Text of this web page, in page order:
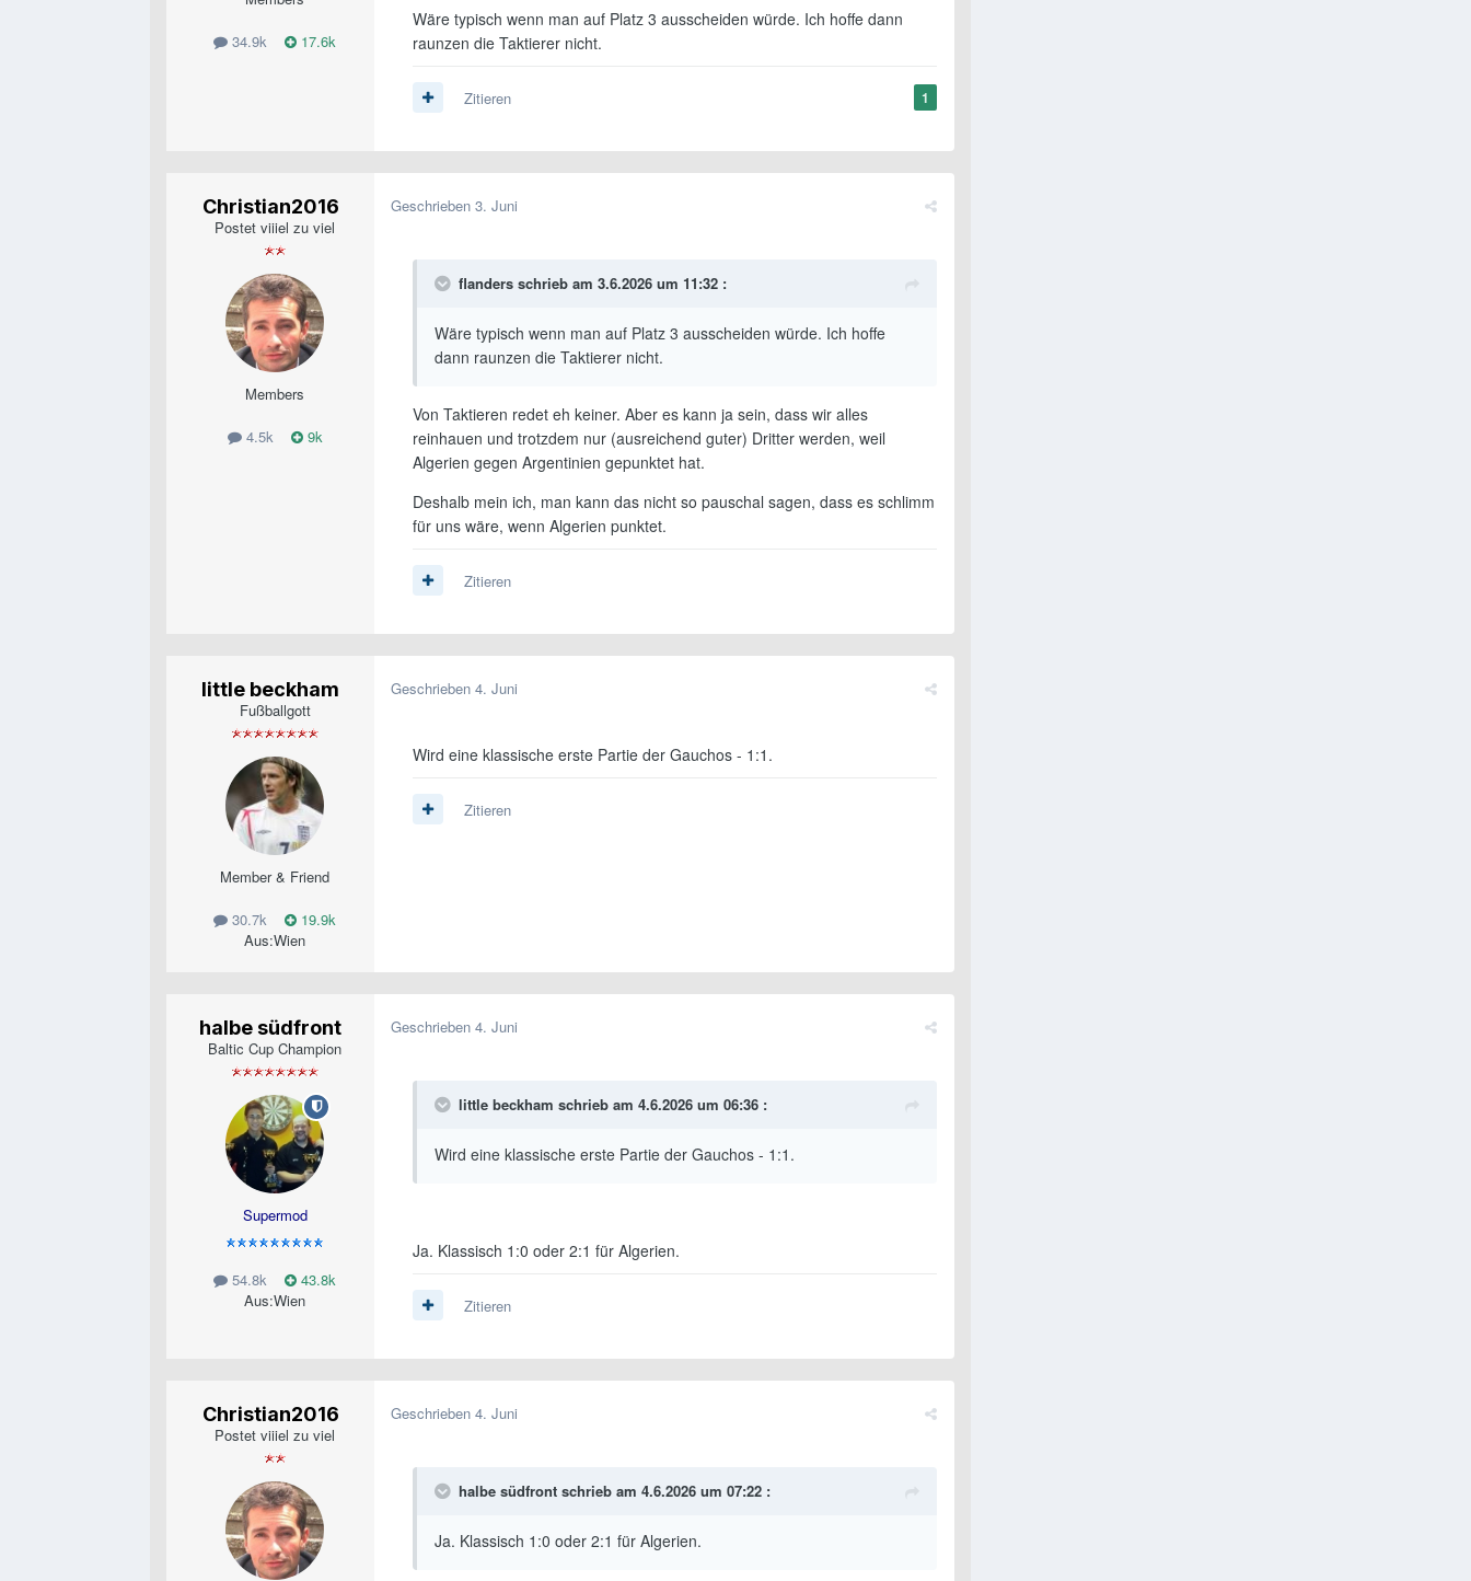
34.9k 17.6k
Wäre typisch wenn man auf Platz 3 ausscheiden würde. Ich hoffe dann
raunzen die Taktierer nicht.
1
Zitieren
Christian2016
Postet viiiel zu viel
Members
4.5k 9k
Geschrieben 3. Juni
flanders schrieb am 3.6.2026 um 11:32 :
Wäre typisch wenn man auf Platz 3 ausscheiden würde. Ich hoffe
dann raunzen die Taktierer nicht.
Von Taktieren redet eh keiner. Aber es kann ja sein, dass wir alles
reinhauen und trotzdem nur (ausreichend guter) Dritter werden, weil
Algerien gegen Argentinien gepunktet hat.
Deshalb mein ich, man kann das nicht so pauschal sagen, dass es schlimm
für uns wäre, wenn Algerien punktet.
Zitieren
little beckham
Fußballgott
Member & Friend
30.7k
19.9k
Aus:Wien
Geschrieben 4. Juni
Wird eine klassische erste Partie der Gauchos - 1:1.
Zitieren
halbe südfront
Baltic Cup Champion
Supermod
54.8k
43.8k
Aus:Wien
Geschrieben 4. Juni
little beckham schrieb am 4.6.2026 um 06:36 :
Wird eine klassische erste Partie der Gauchos - 1:1.
Ja. Klassisch 1:0 oder 2:1 für Algerien.
Zitieren
Christian2016
Postet viiiel zu viel
Geschrieben 4. Juni
halbe südfront schrieb am 4.6.2026 um 07:22 :
Ja. Klassisch 1:0 oder 2:1 für Algerien.